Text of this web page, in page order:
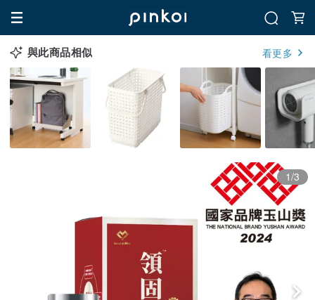
與此商品相似 看更多
1/3